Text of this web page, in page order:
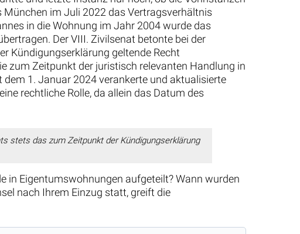
im Juli 2022 das Vertragsverhältnis
in die Wohnung im Jahr 2004 wurde das
Der VIII. Zivilsenat betonte bei der
Kündigungserklärung geltende Recht
zum Zeitpunkt der juristisch relevanten Handlung in
1. Januar 2024 verankerte und aktualisierte
rechtliche Rolle, da allein das Datum des
stets das zum Zeitpunkt der Kündigungserklärung
in Eigentumswohnungen aufgeteilt? Wann wurden
nach Ihrem Einzug statt, greift die